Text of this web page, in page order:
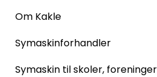
Om Kakle
Symaskinforhandler
Symaskin til skoler,